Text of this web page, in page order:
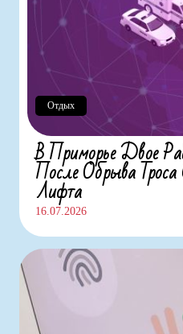
В Приморье Двое
После Обрыва Троса
Лифта
16.07.2026
Отдых